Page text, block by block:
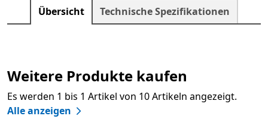
Übersicht Technische Spezifikationen
Weitere Produkte kaufen
Es werden 1 bis 1 Artikel von 10 Artikeln angezeigt.
Alle anzeigen
Überspringen Weitere Produkte kaufen